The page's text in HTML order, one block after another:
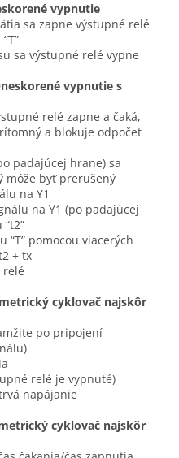
vypnutie
sa zapne výstupné relé
sa výstupné relé vypne
vypnutie s
relé zapne a čaká,
a blokuje odpočet
padajúcej hrane) sa
môže byť prerušený
na Y1
na Y1 (po padajúcej
“T” pomocou viacerých
+ tx
relé
cyklovač najskôr
po pripojení
relé je vypnuté)
napájanie
cyklovač najskôr